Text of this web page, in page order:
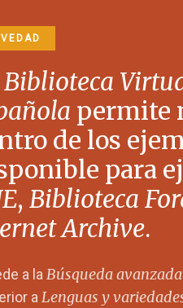
Biblioteca
permite
de los
para
, Biblioteca
Archive.
a laBúsqueda avanzada
aLenguas y